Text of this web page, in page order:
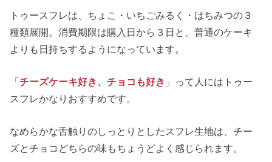
トゥースフレは、ちょこ・いちごみるく・はちみつの３
種類展開。消費期限は購入日から３日と、普通のケーキ
よりも日持ちするようになっています。
「チーズケーキ好き、チョコも好き 」って人にはトゥー
スフレかなりおすすめです。
なめらかな舌触りのしっとりとしたスフレ生地は、チー
ズとチョコどちらの味もちょうどよく感じられます。